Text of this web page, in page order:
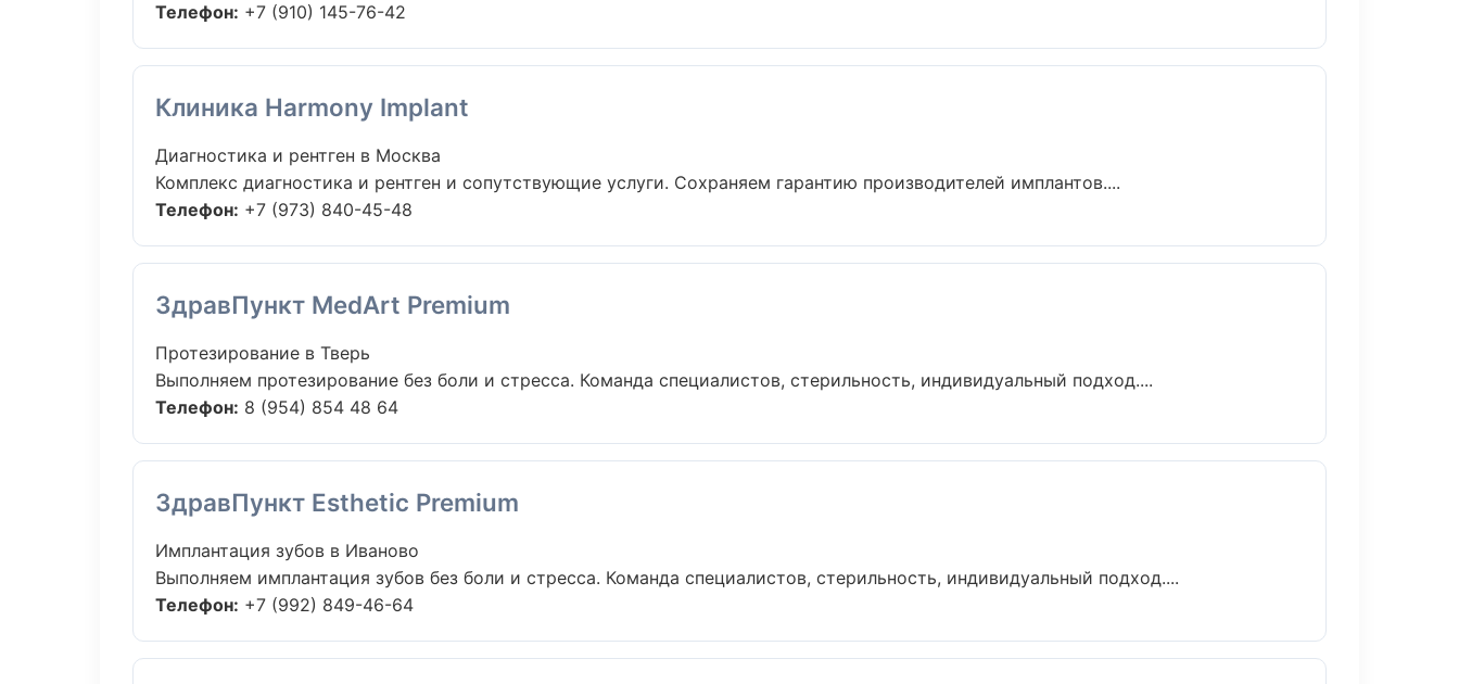
Телефон: +7 (910) 145-76-42
Клиника Harmony Implant
Диагностика и рентген в Москва
Комплекс диагностика и рентген и сопутствующие услуги. Сохраняем гарантию производителей имплантов....
Телефон: +7 (973) 840-45-48
ЗдравПункт MedArt Premium
Протезирование в Тверь
Выполняем протезирование без боли и стресса. Команда специалистов, стерильность, индивидуальный подход....
Телефон: 8 (954) 854 48 64
ЗдравПункт Esthetic Premium
Имплантация зубов в Иваново
Выполняем имплантация зубов без боли и стресса. Команда специалистов, стерильность, индивидуальный подход....
Телефон: +7 (992) 849-46-64